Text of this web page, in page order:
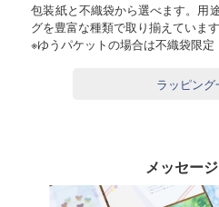
包装紙と不織袋から選べます。用
グを豊富な種類で取り揃えています
※ゆうパケットの場合は不織袋限定
ラッピン
メッセー